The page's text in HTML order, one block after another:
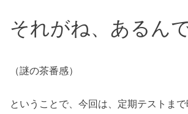
それがね、あるんで
（謎の茶番感）
ということで、今回は、定期テストま